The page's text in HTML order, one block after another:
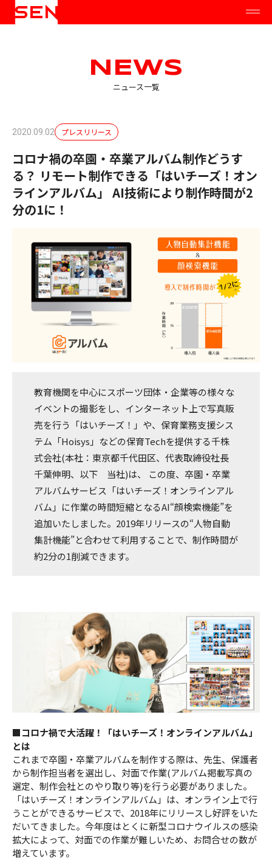
NEWS
ニュース一覧
2020.09.02 プレスリリース
コロナ禍の卒園・卒業アルバム制作どうす
る？ リモート制作できる「はいチーズ！オン
ラインアルバム」 AI技術により制作時間が2
分の1に！
教育機関を中心にスポーツ団体・企業等の様々な
イベントの撮影をし、インターネット上で写真販
売を行う「はいチーズ！」や、保育業務支援シス
テム「Hoisys」などの保育Techを提供する千株
式会社(本社：東京都千代田区、代表取締役社長
千葉伸明、以下 当社)は、 この度、卒園・卒業
アルバムサービス「はいチーズ！オンラインアル
バム」に作業の時間短縮となるAI“顔検索機能”を
追加いたしました。2019年リリースの“人物自動
集計機能”と合わせて利用することで、制作時間が
約2分の1削減できます。
■コロナ禍で大活躍！「はいチーズ！オンラインアルバム」
とは
これまで卒園・卒業アルバムを制作する際は、先生、保護者
から制作担当者を選出し、対面で作業(アルバム掲載写真の
選定、制作会社とのやり取り等)を行う必要がありました。
「はいチーズ！オンラインアルバム」は、オンライン上で行
うことができるサービスで、2018年にリリースし好評をいた
だいてきました。今年度はとくに新型コロナウイルスの感染
拡大によって、対面での作業が難しいため、お問合せの数が
増えています。